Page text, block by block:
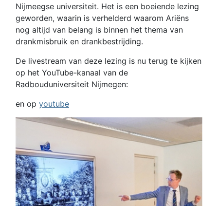
Nijmeegse universiteit. Het is een boeiende lezing
geworden, waarin is verhelderd waarom Ariëns
nog altijd van belang is binnen het thema van
drankmisbruik en drankbestrijding.
De livestream van deze lezing is nu terug te kijken
op het YouTube-kanaal van de
Radbouduniversiteit Nijmegen:
en op youtube